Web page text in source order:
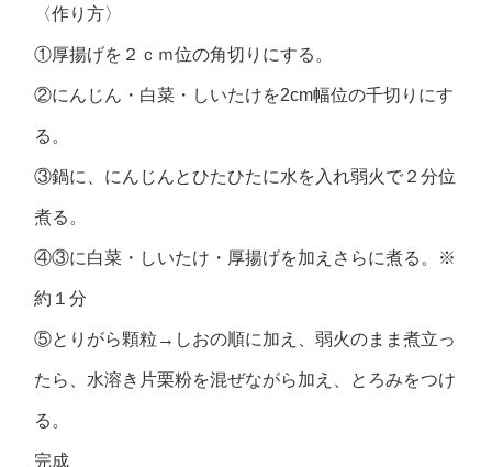
〈作り方〉
①厚揚げを２ｃｍ位の角切りにする。
②にんじん・白菜・しいたけを2cm幅位の千切りにす
る。
③鍋に、にんじんとひたひたに水を入れ弱火で２分位
煮る。
④③に白菜・しいたけ・厚揚げを加えさらに煮る。※
約１分
⑤とりがら顆粒→しおの順に加え、弱火のまま煮立っ
たら、水溶き片栗粉を混ぜながら加え、とろみをつけ
る。
完成